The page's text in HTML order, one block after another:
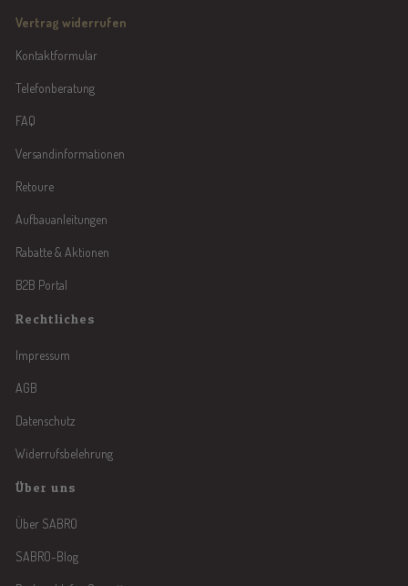
Vertrag widerrufen
Kontaktformular
Telefonberatung
FAQ
Versandinformationen
Retoure
Aufbauanleitungen
Rabatte & Aktionen
B2B Portal
Rechtliches
Impressum
AGB
Datenschutz
Widerrufsbelehrung
Über uns
Über SABRO
SABRO-Blog